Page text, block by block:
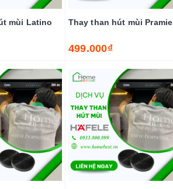
mùi Latino Thay than hút mùi Pramie
499.000₫